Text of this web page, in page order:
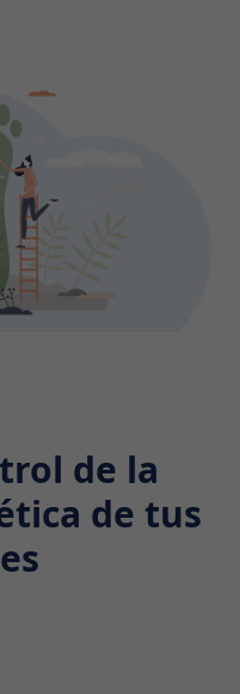
de la
de tus